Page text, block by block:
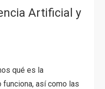
Artificial y
qué es la
así como las